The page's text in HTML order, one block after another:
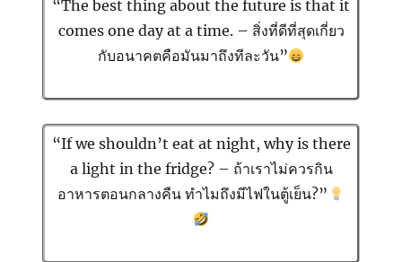
“The best thing about the future is that it
comes one day at a time. – สิ่งที่ดีที่สุดเกี่ยว
กับอนาคตคือมันมาถึงทีละวัน”
“If we shouldn’t eat at night, why is there
a light in the fridge? – ถ้าเราไม่ควรกิน
อาหารตอนกลางคืน ทำไมถึงมีไฟในตู้เย็น?”